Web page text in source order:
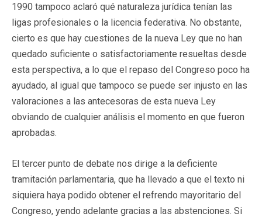
1990 tampoco aclaró qué naturaleza jurídica tenían las
ligas profesionales o la licencia federativa. No obstante,
cierto es que hay cuestiones de la nueva Ley que no han
quedado suficiente o satisfactoriamente resueltas desde
esta perspectiva, a lo que el repaso del Congreso poco ha
ayudado, al igual que tampoco se puede ser injusto en las
valoraciones a las antecesoras de esta nueva Ley
obviando de cualquier análisis el momento en que fueron
aprobadas.
El tercer punto de debate nos dirige a la deficiente
tramitación parlamentaria, que ha llevado a que el texto ni
siquiera haya podido obtener el refrendo mayoritario del
Congreso, yendo adelante gracias a las abstenciones. Si